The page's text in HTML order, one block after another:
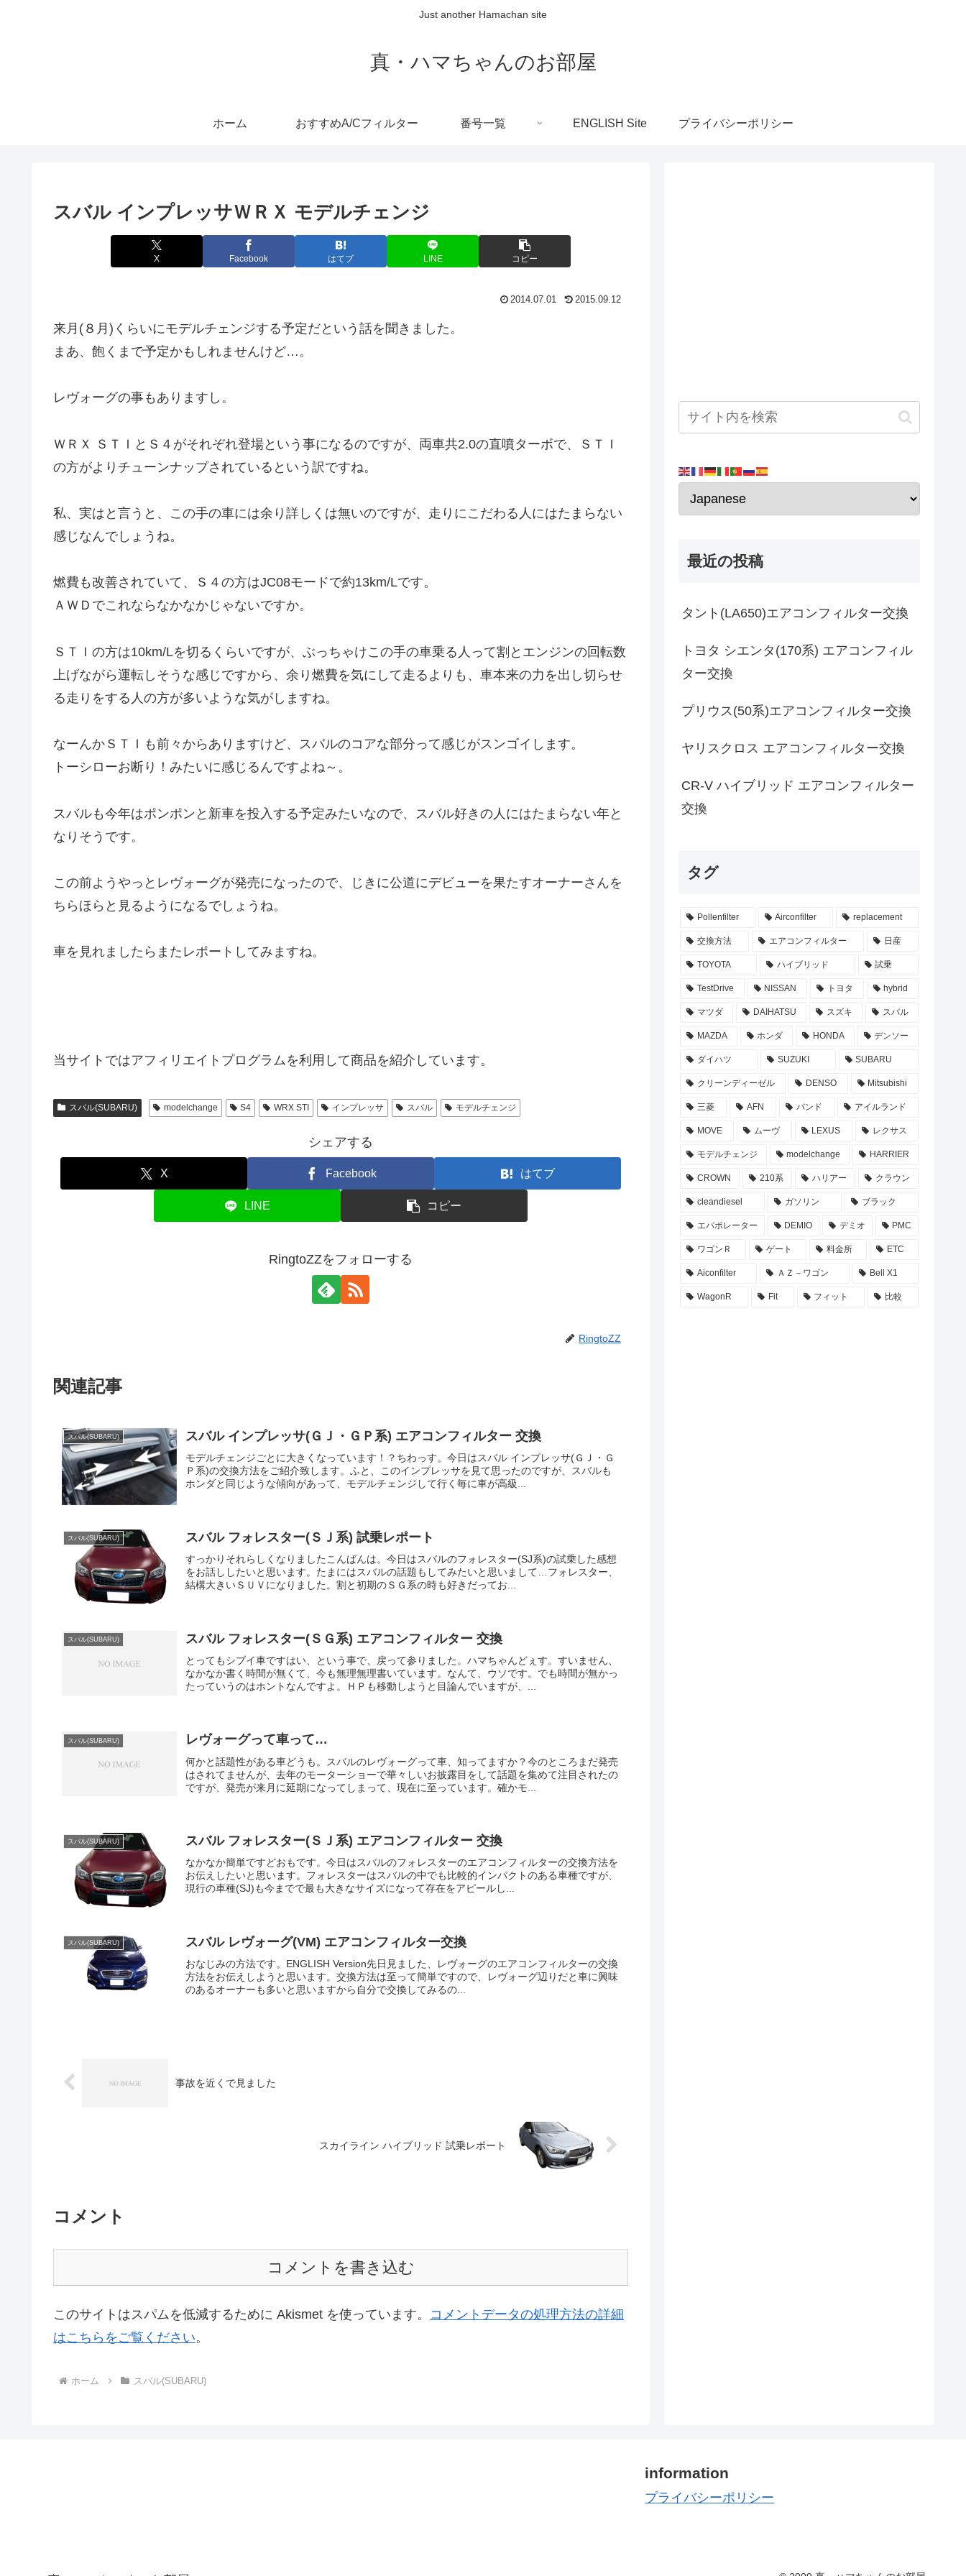
Just another Hamachan site
真・ハマちゃんのお部屋
ホーム おすすめA/Cフィルター 番号一覧 ENGLISH Site プライバシーポリシー
スバル インプレッサＷＲＸ モデルチェンジ
X Facebook はてブ LINE コピー
2014.07.01 2015.09.12
来月(８月)くらいにモデルチェンジする予定だという話を聞きました。
まあ、飽くまで予定かもしれませんけど…。
レヴォーグの事もありますし。
ＷＲＸ ＳＴＩとＳ４がそれぞれ登場という事になるのですが、両車共2.0の直噴ターボで、ＳＴＩ
の方がよりチューンナップされているという訳ですね。
私、実はと言うと、この手の車には余り詳しくは無いのですが、走りにこだわる人にはたまらない
感じなんでしょうね。
燃費も改善されていて、Ｓ４の方はJC08モードで約13km/Lです。
ＡＷＤでこれならなかなかじゃないですか。
ＳＴＩの方は10km/Lを切るくらいですが、ぶっちゃけこの手の車乗る人って割とエンジンの回転数
上げながら運転しそうな感じですから、余り燃費を気にして走るよりも、車本来の力を出し切らせ
る走りをする人の方が多いような気がしますね。
なーんかＳＴＩも前々からありますけど、スバルのコアな部分って感じがスンゴイします。
トーシローお断り！みたいに感じるんですよね～。
スバルも今年はポンポンと新車を投入する予定みたいなので、スバル好きの人にはたまらない年と
なりそうです。
この前ようやっとレヴォーグが発売になったので、じきに公道にデビューを果たすオーナーさんを
ちらほらと見るようになるでしょうね。
車を見れましたらまたレポートしてみますね。
当サイトではアフィリエイトプログラムを利用して商品を紹介しています。
スバル(SUBARU) modelchange S4 WRX STI インプレッサ スバル モデルチェンジ
シェアする
X Facebook はてブ
LINE コピー
RingtoZZをフォローする
RingtoZZ
関連記事
スバル(SUBARU) スバル インプレッサ(ＧＪ・ＧＰ系) エアコンフィルター 交換
モデルチェンジごとに大きくなっています！？ちわっす。今日はスバル インプレッサ(ＧＪ・Ｇ
Ｐ系)の交換方法をご紹介致します。ふと、このインプレッサを見て思ったのですが、スバルも
ホンダと同じような傾向があって、モデルチェンジして行く毎に車が高級...
スバル(SUBARU) スバル フォレスター(ＳＪ系) 試乗レポート
すっかりそれらしくなりましたこんばんは。今日はスバルのフォレスター(SJ系)の試乗した感想
をお話ししたいと思います。たまにはスバルの話題もしてみたいと思いまして…フォレスター、
結構大きいＳＵＶになりました。割と初期のＳＧ系の時も好きだってお...
スバル(SUBARU) スバル フォレスター(ＳＧ系) エアコンフィルター 交換
とってもシブイ車ですはい、という事で、戻って参りました。ハマちゃんどぇす。すいません、
なかなか書く時間が無くて、今も無理無理書いています。なんて、ウソです。でも時間が無かっ
たっていうのはホントなんですよ。ＨＰも移動しようと目論んでいますが、...
スバル(SUBARU) レヴォーグって車って…
何かと話題性がある車どうも。スバルのレヴォーグって車、知ってますか？今のところまだ発売
はされてませんが、去年のモーターショーで華々しいお披露目をして話題を集めて注目されたの
ですが、発売が来月に延期になってしまって、現在に至っています。確かモ...
スバル(SUBARU) スバル フォレスター(ＳＪ系) エアコンフィルター 交換
なかなか簡単ですどおもです。今日はスバルのフォレスターのエアコンフィルターの交換方法を
お伝えしたいと思います。フォレスターはスバルの中でも比較的インパクトのある車種ですが、
現行の車種(SJ)も今までで最も大きなサイズになって存在をアピールし...
スバル(SUBARU) スバル レヴォーグ(VM) エアコンフィルター交換
おなじみの方法です。ENGLISH Version先日見ました、レヴォーグのエアコンフィルターの交換
方法をお伝えしようと思います。交換方法は至って簡単ですので、レヴォーグ辺りだと車に興味
のあるオーナーも多いと思いますから自分で交換してみるの...
事故を近くで見ました
スカイライン ハイブリッド 試乗レポート
コメント
コメントを書き込む
このサイトはスパムを低減するために Akismet を使っています。 コメントデータの処理方法の詳細
はこちらをご覧ください。
ホーム スバル(SUBARU)
最近の投稿
タント(LA650)エアコンフィルター交換
トヨタ シエンタ(170系) エアコンフィル
ター交換
プリウス(50系)エアコンフィルター交換
ヤリスクロス エアコンフィルター交換
CR-V ハイブリッド エアコンフィルター
交換
タグ
Pollenfilter Airconfilter replacement
交換方法 エアコンフィルター 日産
TOYOTA ハイブリッド 試乗
TestDrive NISSAN トヨタ hybrid
マツダ DAIHATSU スズキ スバル
MAZDA ホンダ HONDA デンソー
ダイハツ SUZUKI SUBARU
クリーンディーゼル DENSO Mitsubishi
三菱 AFN バンド アイルランド
MOVE ムーヴ LEXUS レクサス
モデルチェンジ modelchange HARRIER
CROWN 210系 ハリアー クラウン
cleandiesel ガソリン ブラック
エバポレーター DEMIO デミオ PMC
ワゴンＲ ゲート 料金所 ETC
Aiconfilter ＡＺ－ワゴン Bell X1
WagonR Fit フィット 比較
information
プライバシーポリシー